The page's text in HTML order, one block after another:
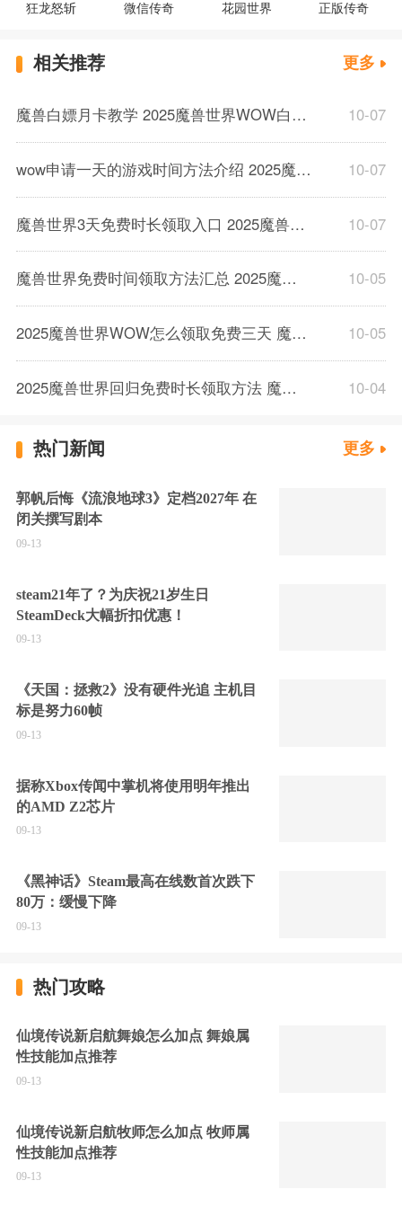
狂龙怒斩 微信传奇 花园世界 正版传奇
相关推荐 更多
魔兽白嫖月卡教学 2025魔兽世界WOW白嫖方法一览 10-07
​​wow申请一天的游戏时间方法介绍 2025魔兽世界如何免费领取1天时间​ 10-07
魔兽世界3天免费时长领取入口 2025魔兽WOW3天免费世界诶领取地址大全 10-07
魔兽世界免费时间领取方法汇总 2025魔兽世界WOW时间免费白嫖地址一览 10-05
2025魔兽世界WOW怎么领取免费三天 魔兽世界三天免费时间领取方法介绍教学 10-05
2025魔兽世界回归免费时长领取方法 魔兽世界回归免费福利在哪 10-04
热门新闻 更多
郭帆后悔《流浪地球3》定档2027年 在
闭关撰写剧本
09-13
steam21年了？为庆祝21岁生日
SteamDeck大幅折扣优惠！
09-13
《天国：拯救2》没有硬件光追 主机目
标是努力60帧
09-13
据称Xbox传闻中掌机将使用明年推出
的AMD Z2芯片
09-13
《黑神话》Steam最高在线数首次跌下
80万：缓慢下降
09-13
热门攻略
仙境传说新启航舞娘怎么加点 舞娘属
性技能加点推荐
09-13
仙境传说新启航牧师怎么加点 牧师属
性技能加点推荐
09-13